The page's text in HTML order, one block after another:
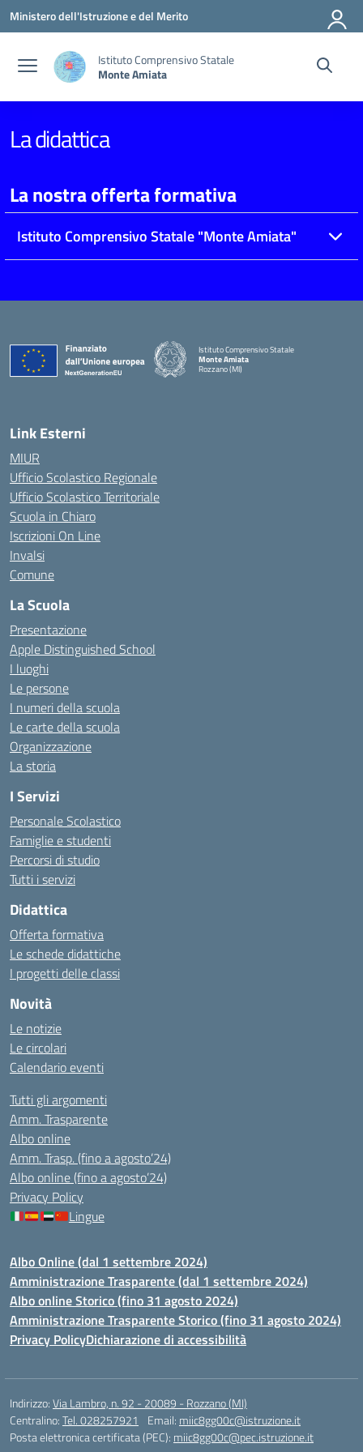
Vai ai contenuti
Vai al menu di navigazione
Vai al footer
Ministero dell'Istruzione e del Merito
Istituto Comprensivo Statale
Monte Amiata
La didattica
La nostra offerta formativa
Istituto Comprensivo Statale "Monte Amiata"
Istituto Comprensivo Statale
Monte Amiata
Rozzano (MI)
Link Esterni
MIUR
Ufficio Scolastico Regionale
Ufficio Scolastico Territoriale
Scuola in Chiaro
Iscrizioni On Line
Invalsi
Comune
La Scuola
Presentazione
Apple Distinguished School
I luoghi
Le persone
I numeri della scuola
Le carte della scuola
Organizzazione
La storia
I Servizi
Personale Scolastico
Famiglie e studenti
Percorsi di studio
Tutti i servizi
Didattica
Offerta formativa
Le schede didattiche
I progetti delle classi
Novità
Le notizie
Le circolari
Calendario eventi
Tutti gli argomenti
Amm. Trasparente
Albo online
Amm. Trasp. (fino a agosto’24)
Albo online (fino a agosto’24)
Privacy Policy
Lingue
Albo Online (dal 1 settembre 2024)
Amministrazione Trasparente (dal 1 settembre 2024)
Albo online Storico (fino 31 agosto 2024)
Amministrazione Trasparente Storico (fino 31 agosto 2024)
Privacy PolicyDichiarazione di accessibilità
Indirizzo:Via Lambro, n. 92 - 20089 - Rozzano (MI)
Centralino:Tel. 028257921 Email: miic8gg00c@istruzione.it
Posta elettronica certificata (PEC): miic8gg00c@pec.istruzione.it